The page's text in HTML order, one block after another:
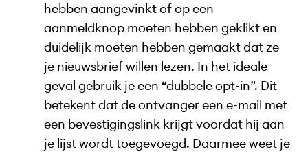
hebben aangevinkt of op een
aanmeldknop moeten hebben geklikt en
duidelijk moeten hebben gemaakt dat ze
je nieuwsbrief willen lezen. In het ideale
geval gebruik je een “dubbele opt-in”. Dit
betekent dat de ontvanger een e-mail met
een bevestigingslink krijgt voordat hij aan
je lijst wordt toegevoegd. Daarmee weet je